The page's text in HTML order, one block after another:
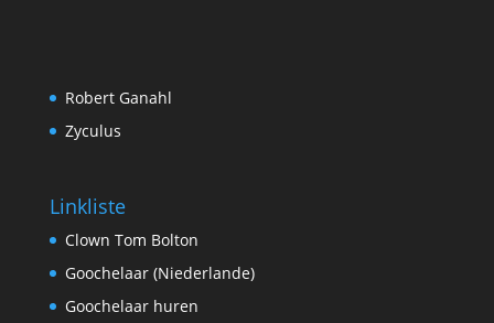
Robert Ganahl
Zyculus
Linkliste
Clown Tom Bolton
Goochelaar (Niederlande)
Goochelaar huren